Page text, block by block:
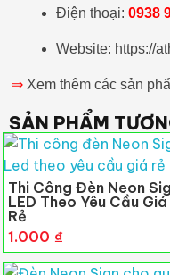
Điện thoại: 0938
Website: https://
⇒ Xem thêm các sản
SẢN PHẨM
Thi Công Đèn Neon
LED Theo Yêu Cầu Giá
Rẻ
1.000 ₫